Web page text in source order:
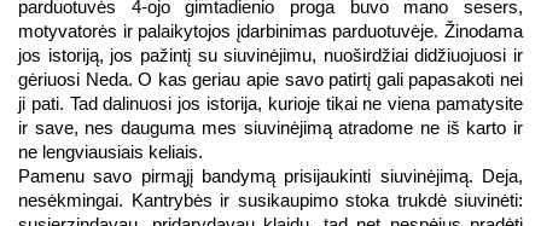
parduotuvės 4-ojo gimtadienio proga buvo mano sesers,
motyvatorės ir palaikytojos įdarbinimas parduotuvėje. Žinodama
jos istoriją, jos pažintį su siuvinėjimu, nuoširdžiai didžiuojuosi ir
gėriuosi Neda. O kas geriau apie savo patirtį gali papasakoti nei
ji pati. Tad dalinuosi jos istorija, kurioje tikai ne viena pamatysite
ir save, nes dauguma mes siuvinėjimą atradome ne iš karto ir
ne lengviausiais keliais.
Pamenu savo pirmąjį bandymą prisijaukinti siuvinėjimą. Deja,
nesėkmingai. Kantrybės ir susikaupimo stoka trukdė siuvinėti: